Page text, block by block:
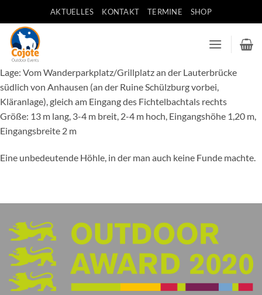
Inhalt
springen
AKTUELLES KONTAKT TERMINE SHOP
Lage: Vom Wanderparkplatz/Grillplatz an der Lauterbrücke
südlich von Anhausen (an der Ruine Schülzburg vorbei,
Kläranlage), gleich am Eingang des Fichtelbachtals rechts
Größe: 13 m lang, 3-4 m breit, 2-4 m hoch, Eingangshöhe 1,20 m,
Eingangsbreite 2 m
Eine unbedeutende Höhle, in der man auch keine Funde machte.